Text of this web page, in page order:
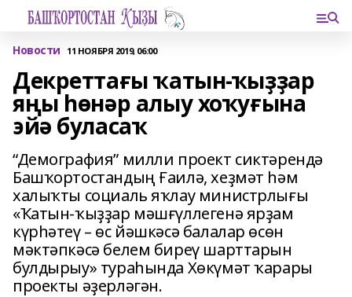
Новости 11 НОЯБРЯ 2019, 06:00
Декреттағы ҡатын-ҡыҙҙар
яңы һөнәр алыу хоҡуғына
эйә буласаҡ
“Демография” милли проект сиктәрендә
Башҡортостандың Ғаилә, хеҙмәт һәм
халыҡты социаль яҡлау министрлығы
«Ҡатын-ҡыҙҙар мәшғүллегенә ярҙам
күрһәтеү – өс йәшкәсә балалар өсөн
мәктәпкәсә белем биреү шарттарын
булдырыу» тураһында Хөкүмәт ҡарары
проекты әҙерләгән.